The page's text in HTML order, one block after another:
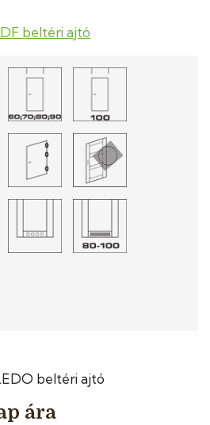
ára